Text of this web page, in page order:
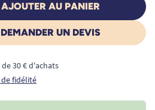
AJOUTER AU PANIER
DEMANDER UN DEVIS
30 € d'achats
fidélité